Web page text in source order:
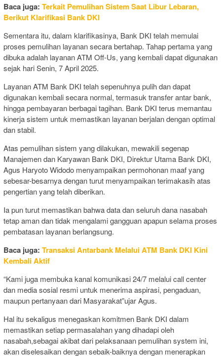
Baca juga: Terkait Pemulihan Sistem Saat Libur Lebaran,
Berikut Klarifikasi Bank DKI
Sementara itu, dalam klarifikasinya, Bank DKI telah memulai
proses pemulihan layanan secara bertahap. Tahap pertama yang
dibuka adalah layanan ATM Off-Us, yang kembali dapat digunakan
sejak hari Senin, 7 April 2025.
Layanan ATM Bank DKI telah sepenuhnya pulih dan dapat
digunakan kembali secara normal, termasuk transfer antar bank,
hingga pembayaran berbagai tagihan. Bank DKI terus memantau
kinerja sistem untuk memastikan layanan berjalan dengan optimal
dan stabil.
Atas pemulihan sistem yang dilakukan, mewakili segenap
Manajemen dan Karyawan Bank DKI, Direktur Utama Bank DKI,
Agus Haryoto Widodo menyampaikan permohonan maaf yang
sebesar-besarnya dengan turut menyampaikan terimakasih atas
pengertian yang telah diberikan.
Ia pun turut memastikan bahwa data dan seluruh dana nasabah
tetap aman dan tidak mengalami gangguan apapun selama proses
pembatasan layanan berlangsung.
Baca juga: Transaksi Antarbank Melalui ATM Bank DKI Kini
Kembali Aktif
“Kami juga membuka kanal komunikasi 24/7 melalui call center
dan media sosial resmi untuk menerima aspirasi, pengaduan,
maupun pertanyaan dari Masyarakat”ujar Agus.
Hal itu sekaligus menegaskan komitmen Bank DKI dalam
memastikan setiap permasalahan yang dihadapi oleh
nasabah,sebagai akibat dari pelaksanaan pemulihan system ini,
akan diselesaikan dengan sebaik-baiknya dengan menerapkan